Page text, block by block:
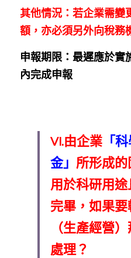
其他情況：若企業需變
額，亦必須另外向稅務
申報期限：最遲應於實
內完成申報
VI.由企業 「
金」 所形成
用於科研用途
完畢，如果
（生產經營
處理？